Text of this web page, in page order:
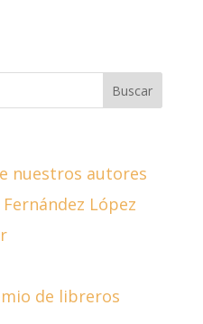
nuestros autores
López
de libreros